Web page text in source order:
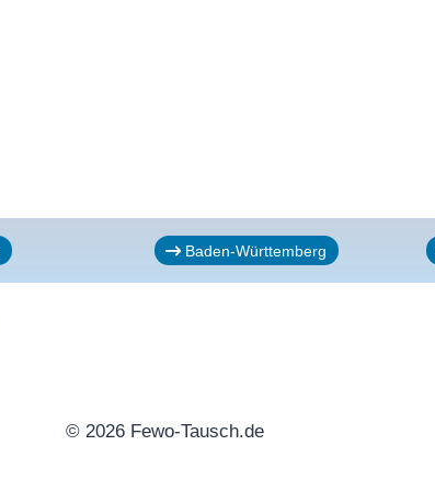
Baden-Württemberg
© 2026 Fewo-Tausch.de